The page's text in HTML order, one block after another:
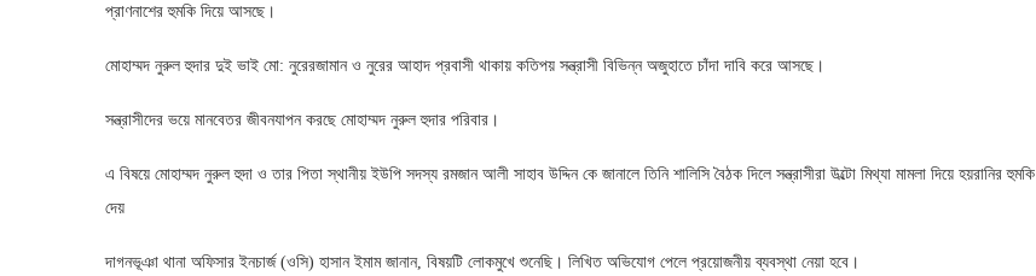
প্রাণনাশের হুমকি দিয়ে আসছে।
মোহাম্মদ নুরুল হুদার দুই ভাই মো: নুরেরজামান ও নুরের আহাদ প্রবাসী থাকায় কতিপয় সন্ত্রাসী বিভিন্ন অজুহাতে চাঁদা দাবি করে আসছে।
সন্ত্রাসীদের ভয়ে মানবেতর জীবনযাপন করছে মোহাম্মদ নুরুল হুদার পরিবার।
এ বিষয়ে মোহাম্মদ নুরুল হুদা ও তার পিতা স্থানীয় ইউপি সদস্য রমজান আলী সাহাব উদ্দিন কে জানালে তিনি শালিসি বৈঠক দিলে সন্ত্রাসীরা উল্টো মিথ্যা মামলা দিয়ে হয়রানির হুমকি
দেয়
দাগনভূঞা থানা অফিসার ইনচার্জ (ওসি) হাসান ইমাম জানান, বিষয়টি লোকমুখে শুনেছি। লিখিত অভিযোগ পেলে প্রয়োজনীয় ব্যবস্থা নেয়া হবে।